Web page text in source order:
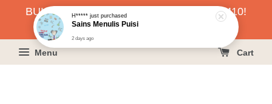
BUKU HARGA RAHMAH SERENDAH RM10!
KLIK SINI UNTUK PESAN!
Menu Cart
H*****just purchased
Sains Menulis Puisi
2 days ago